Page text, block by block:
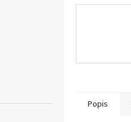
Popis